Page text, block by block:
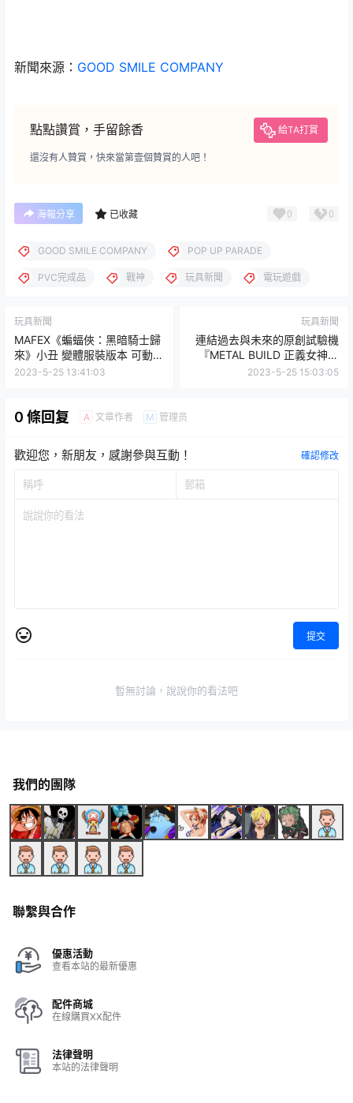
新聞來源： GOOD SMILE COMPANY
點點讚賞，手留餘香 給TA打賞
還沒有人贊賞，快來當第壹個贊賞的人吧！
海報分享 已收藏 0 0
GOOD SMILE COMPANY POP UP PARADE
PVC完成品 戰神 玩具新聞 電玩遊戲
玩具新聞
MAFEX《蝙蝠俠：黑暗騎士歸
來》小丑 變體服裝版本 可動人
偶 讓犯罪王子獻上兩顆棉花
2023-5-25 13:41:03
玩具新聞
連結過去與未來的原創試驗機
『METAL BUILD 正義女神鋼
彈 II 型』預計 10 月發售！
2023-5-25 15:03:05
0 條回复 A 文章作者 M 管理员
歡迎您，新朋友，感謝參與互動！ 確認修改
提交
暫無討論，說說你的看法吧
我們的團隊
聯繫與合作
優惠活動
查看本站的最新優惠
配件商城
在線購買XX配件
法律聲明
本站的法律聲明